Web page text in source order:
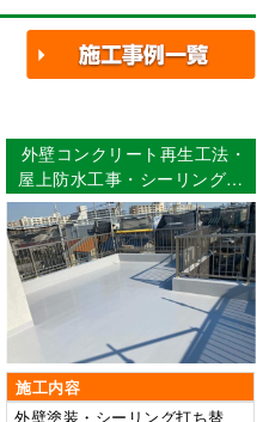
外壁コンクリート再生工法・
屋上防水工事・シーリング打
ち替え・付帯部塗装 名古
屋市中川区 Ｏ様邸
施工内容
外壁塗装・シーリング打ち替